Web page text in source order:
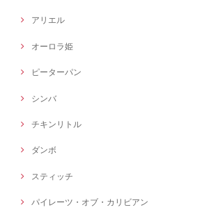
アリエル
オーロラ姫
ピーターパン
シンバ
チキンリトル
ダンボ
スティッチ
パイレーツ・オブ・カリビアン